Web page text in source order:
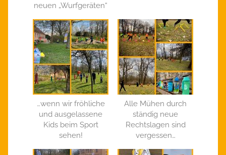
neuen „Wurfgeräten“
…wenn wir fröhliche
und ausgelassene
Kids beim Sport
sehen!
Alle Mühen durch
ständig neue
Rechtslagen sind
vergessen…